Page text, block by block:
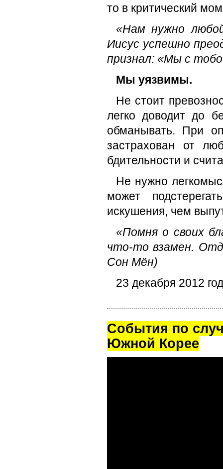
то в критический
«Нам нужно
Иисус успешно
признал: «Мы с
Мы уязвимы.
Не стоит
легко доводит до
обманывать. При
застрахован от
бдительности и
Не нужно
может
искушения, чем
«Помня о своих
что-то взамен.
Сон Мён)
23 декабря 2012
Cобытия по
Южной Корее